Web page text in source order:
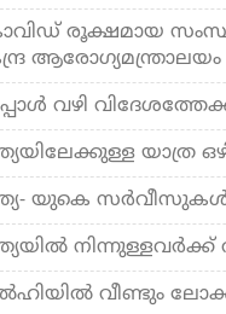
രൂക്ഷമായ
ആരോഗ്യമന്ത്രാലയം
വഴി
യാത്ര
യുകെ സര്‍വീസുകള്‍
നിന്നുള്ളവര്‍ക്ക്
വീണ്ടും